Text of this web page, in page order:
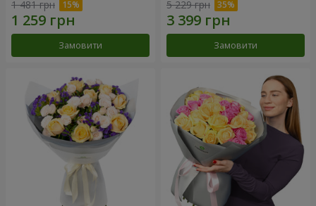
1 481 грн
Замовити
5 229 грн
Замовити